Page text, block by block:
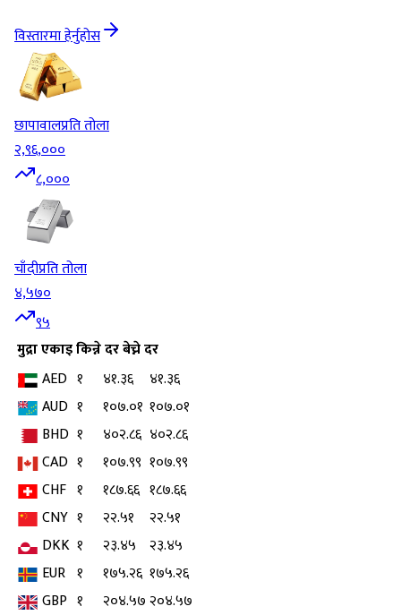
विस्तारमा हेर्नुहोस
छापावालप्रति तोला
२,९६,०००
८,०००
चाँदीप्रति तोला
४,५७०
९५
मुद्राएकाइकिन्ने दरबेच्ने दर
AED १ ४१.३६
४१.३६
AUD १ १०७.०१ १०७.०१
BHD १ ४०२.८६ ४०२.८६
CAD १ १०७.९९ १०७.९९
CHF १ १८७.६६ १८७.६६
CNY १ २२.५१
२२.५१
DKK १ २३.४५
२३.४५
EUR १ १७५.२६ १७५.२६
GBP १ २०४.५७ २०४.५७